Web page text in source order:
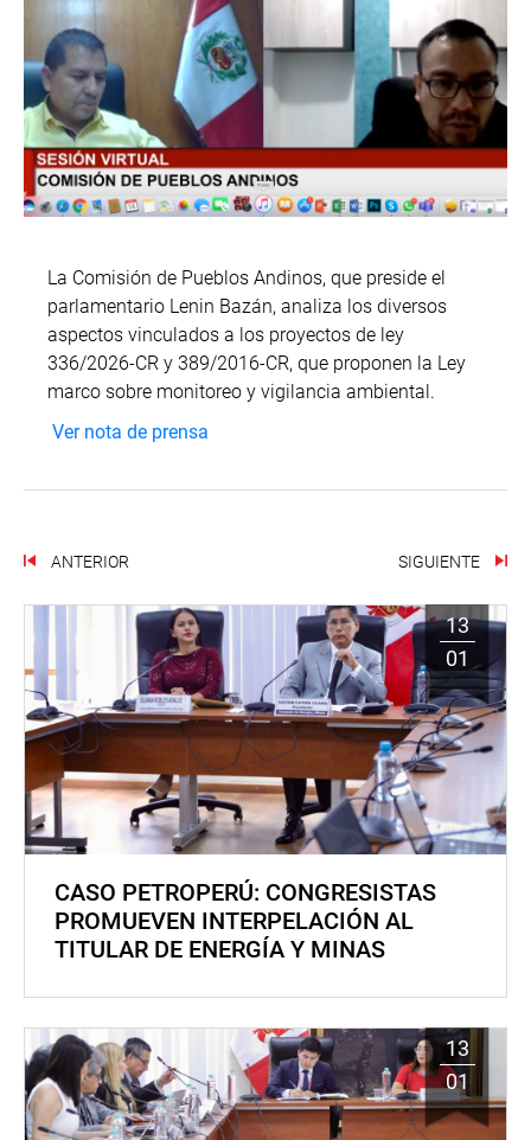
La Comisión de Pueblos Andinos, que preside el
parlamentario Lenin Bazán, analiza los diversos
aspectos vinculados a los proyectos de ley
336/2026-CR y 389/2016-CR, que proponen la Ley
marco sobre monitoreo y vigilancia ambiental.
Ver nota de prensa
ANTERIOR SIGUIENTE
13
01
CASO PETROPERÚ: CONGRESISTAS
PROMUEVEN INTERPELACIÓN AL
TITULAR DE ENERGÍA Y MINAS
13
01